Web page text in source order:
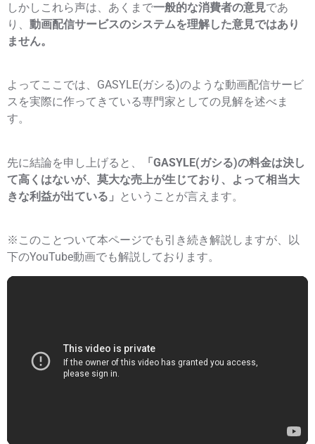
しかしこれら声は、あくまで一般的な消費者の意見であ
り、 動画配信サービスのシステムを理解した意見ではあり
ません。
よってここでは、GASYLE(ガシる)のような動画配信サービ
スを実際に作ってきている専門家としての見解を述べま
す。
先に結論を申し上げると、
「GASYLE(ガシる)の料金は決し
て高くはないが、莫大な売上が生じており、よって相当大
きな利益が出ている」
ということが言えます。
※このことついて本ページでも引き続き解説しますが、以
下のYouTube動画でも解説しております。